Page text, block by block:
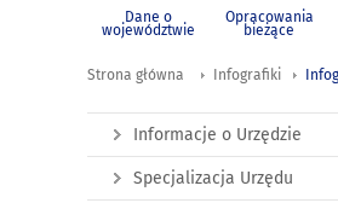
Dane o
województwie
Opracowania
bieżące
Strona główna Infografiki
Informacje o Urzędzie
Specjalizacja Urzędu